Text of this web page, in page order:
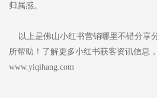
归属感。
以上是佛山小红书营销哪里不错分享
所帮助！了解更多小红书获客资讯信息
www.yiqihang.com